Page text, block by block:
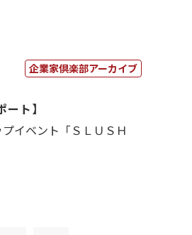
企業家倶楽部アーカイブ
ート】
イベント「ＳＬＵＳＨ